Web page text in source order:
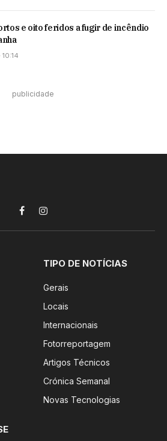
e oito feridos a fugir de incêndio
publicidade
FacebookInstagram
TIPO DE NOTÍCIAS
Gerais
Locais
Internacionais
Fotorreportagem
Artigos Técnicos
Crónica Semanal
Novas Tecnologias